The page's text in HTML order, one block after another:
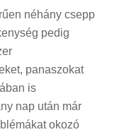
néhány csepp
pedig
panaszokat
is
nap után már
okozó